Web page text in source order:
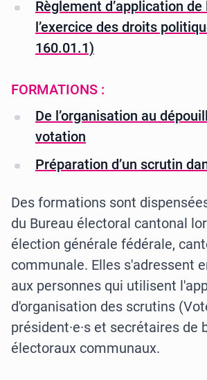
Règlement d’application
l’exercice des droits
160.01.1)
FORMATIONS :
De l’organisation au
votation
Préparation d’un scrutin
Des formations sont
du Bureau électoral cantonal
élection générale fédérale,
communale. Elles s'adressent
aux personnes qui utilisent
d'organisation des scrutins
président·e·s et secrétaires de
électoraux communaux.